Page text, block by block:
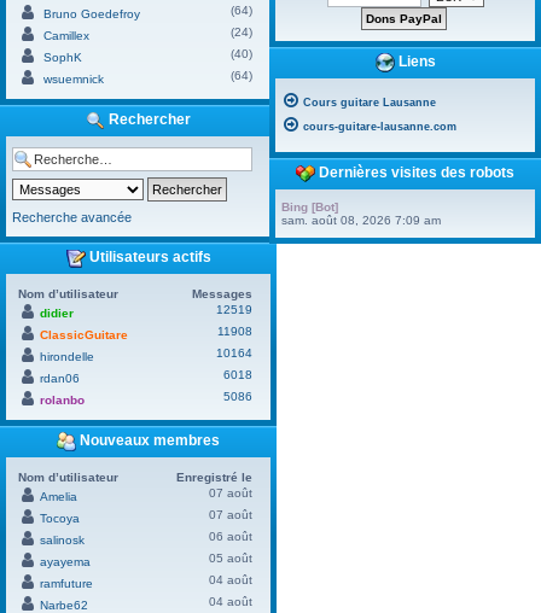
Bruno Goedefroy
(64)
Camillex
(24)
SophK
(40)
wsuemnick
(64)
Rechercher
Recherche avancée
Utilisateurs actifs
Nom d’utilisateur
Messages
didier
12519
ClassicGuitare
11908
hirondelle
10164
rdan06
6018
rolanbo
5086
Nouveaux membres
Nom d’utilisateur
Enregistré le
Amelia
07 août
Tocoya
07 août
salinosk
06 août
ayayema
05 août
ramfuture
04 août
Narbe62
04 août
Liens
Cours guitare Lausanne
cours-guitare-lausanne.com
Dernières visites des robots
Bing [Bot]
sam. août 08, 2026 7:09 am